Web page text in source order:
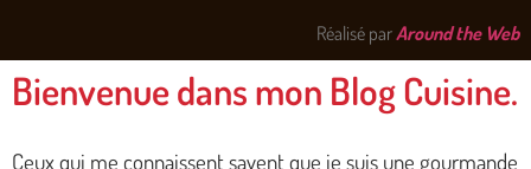
Réalisé parAround the Web
Bienvenue dans mon Blog Cuisine.
Ceux qui me connaissent savent que je suis une gourmande